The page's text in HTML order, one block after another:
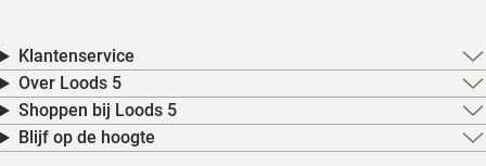
Klantenservice
Over Loods 5
Shoppen bij Loods 5
Blijf op de hoogte